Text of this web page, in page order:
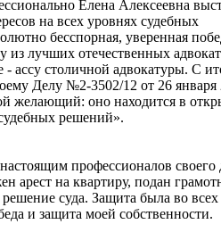
Елена Алексеевна
на всех уровнях судебных
бесспорная, уверенная
отечественных адвокатов,
- ассу столичной адвокатуры. С
Делу №2-3502/12 от 26 января
желающий: оно находится в
решений».
профессионалов своего
арест на квартиру, подан
суда. Защита была во всех
и защита моей собственности.